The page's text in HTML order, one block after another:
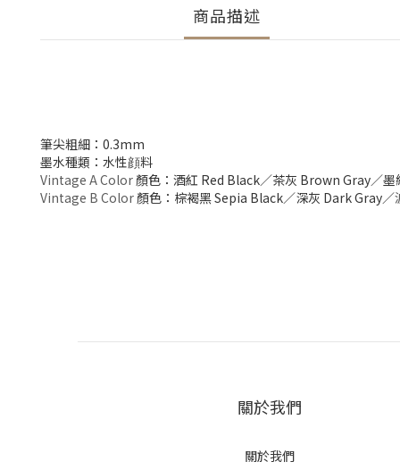
商品描述
筆尖粗細：0.3mm
墨水種類：水性顔料
Vintage A Color顏色：酒紅 Red Black／茶灰 Brown Gray／
Vintage B Color顏色：棕褐黑 Sepia Black／深灰 Dark Gray／
關於我們
關於我們